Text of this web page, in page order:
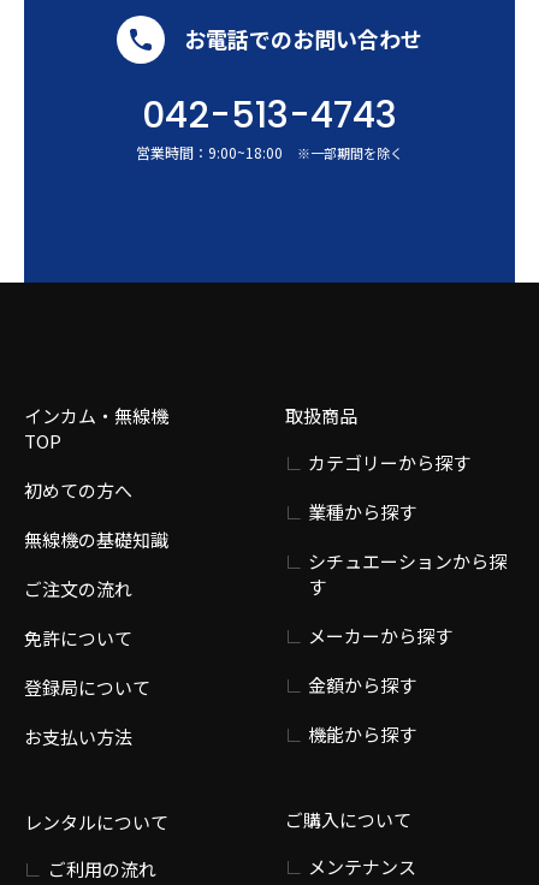
お電話でのお問い合わせ
042-513-4743
営業時間： 9:00~18:00 ※一部期間を除く
インカム・無線機
TOP
初めての方へ
無線機の基礎知識
ご注文の流れ
免許について
登録局について
お支払い方法
レンタルについて
ご利用の流れ
取扱商品
カテゴリーから探す
業種から探す
シチュエーションから探
す
メーカーから探す
金額から探す
機能から探す
ご購入について
メンテナンス